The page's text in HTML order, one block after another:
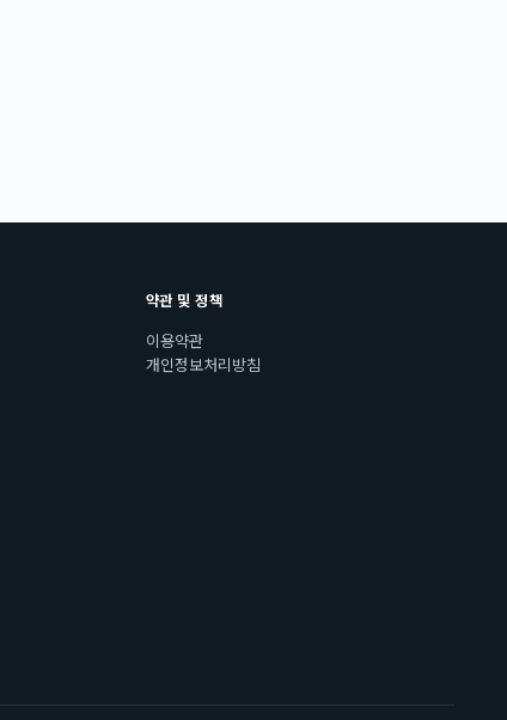
약관 및 정책
이용약관
개인정보처리방침